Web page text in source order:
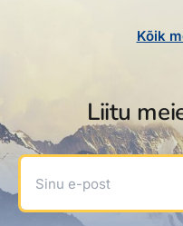
Kõik
Liitu
Sinu e-post